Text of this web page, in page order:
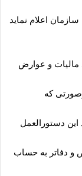
مالیات و عوارض
که
دستورالعمل
و دفاتر به حساب